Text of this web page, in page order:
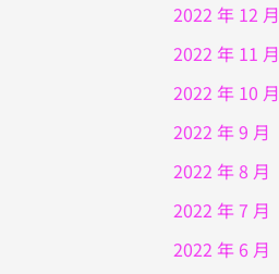
2022 年 12 月
2022 年 11 月
2022 年 10 月
2022 年 9 月
2022 年 8 月
2022 年 7 月
2022 年 6 月